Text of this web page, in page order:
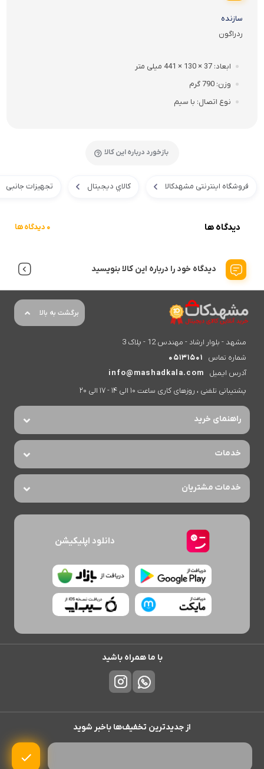
سازنده
ردراگون
ابعاد 37 × 130 × 441 میلی متر
وزن 790 گرم
نوع اتصال با سیم
بازخورد درباره این کالا
فروشگاه اینترنتی مشهدکالا کالاي ديجيتال تجهیزات جانبی
دیدگاه ها 0 دیدگاه ها
دیدگاه خود را درباره این کالا بنویسید
برگشت به بالا
مشهد - بلوار ارشاد - مهندس 12 - پلاک 3
شماره تماس
05131501
آدرس ایمیل
info@mashadkala.com
پشتیبانی تلفنی ، روزهای کاری ساعت 10 الی 14 - 17 الی 20
راهنمای خرید
خدمات
خدمات مشتریان
دانلود اپلیکیشن
با ما همراه باشید
از جدیدترین تخفیف‌ها باخبر شوید